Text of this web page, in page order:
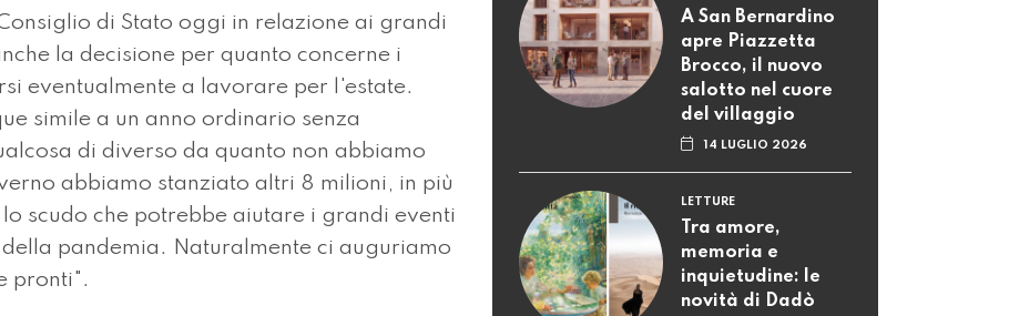
di Stato oggi in relazione ai grandi
la decisione per quanto concerne i
eventualmente a lavorare per l'estate.
simile a un anno ordinario senza
di diverso da quanto non abbiamo
abbiamo stanziato altri 8 milioni, in più
scudo che potrebbe aiutare i grandi eventi
pandemia. Naturalmente ci auguriamo
pronti".
A San Bernardino
apre Piazzetta
Brocco, il nuovo
salotto nel cuore
del villaggio
14 LUGLIO 2026
LETTURE
Tra amore,
memoria e
inquietudine: le
novità di Dadò